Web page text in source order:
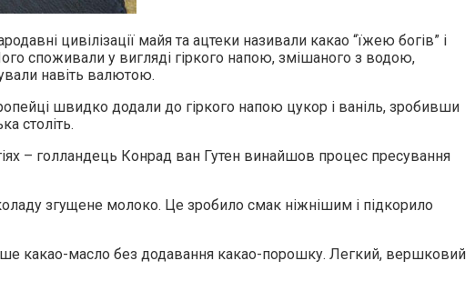
цивілізації майя та ацтеки називали какао “їжею богів” і
споживали у вигляді гіркого напою, змішаного з водою,
навіть валютою.
швидко додали до гіркого напою цукор і ваніль, зробивши
століть.
– голландець Конрад ван Гутен винайшов процес пресування
згущене молоко. Це зробило смак ніжнішим і підкорило
какао-масло без додавання какао-порошку. Легкий, вершковий